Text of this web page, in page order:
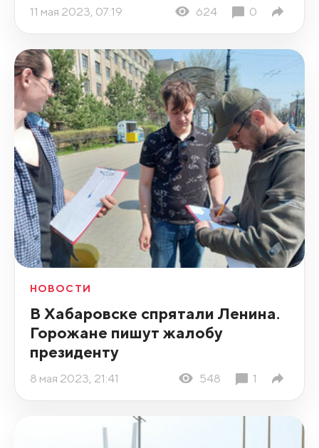
11 мая 2023, 07:19 624 0
НОВОСТИ
В Хабаровске спрятали Ленина.
Горожане пишут жалобу
президенту
8 мая 2023, 21:41 548 1